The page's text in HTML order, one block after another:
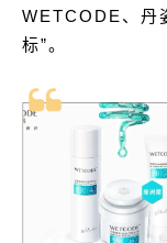
WETCODE、丹
标”。